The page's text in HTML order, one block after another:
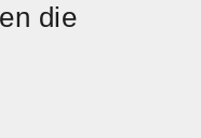
die